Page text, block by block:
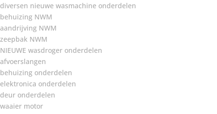
diversen nieuwe wasmachine onderdelen
behuizing NWM
aandrijving NWM
zeepbak NWM
NIEUWE wasdroger onderdelen
afvoerslangen
behuizing onderdelen
elektronica onderdelen
deur onderdelen
waaier motor